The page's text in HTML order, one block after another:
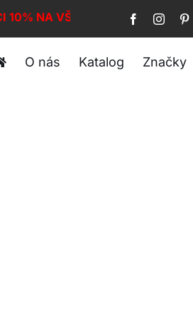
10% NA VŠE!
O nás Katalog Značky